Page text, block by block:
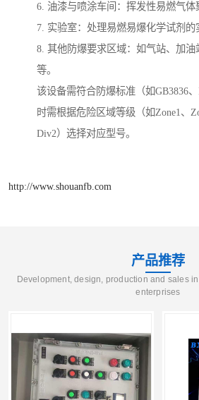
6. 油漆与喷涂车间：挥发性易燃气体
7. 实验室：处理易燃易爆化学试剂的
8. 其他防爆要求区域：如气站、加油
等。
该设备需符合防爆标准（如GB3836
时需根据危险区域等级（如Zone1、
Div2）选择对应型号。
http://www.shouanfb.com
产品推荐
Development, design, production and sales
enterprises